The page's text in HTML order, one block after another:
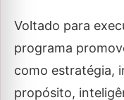
Voltado para
programa
como estratégia,
propósito,